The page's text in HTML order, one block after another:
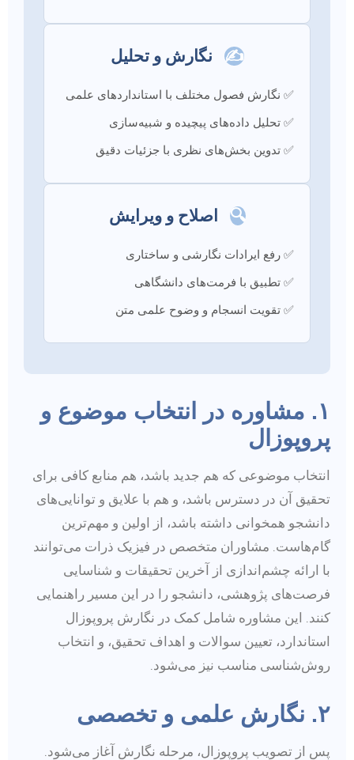
✍️ نگارش و تحلیل
✅ نگارش فصول مختلف با استانداردهای علمی
✅ تحلیل داده‌های پیچیده و شبیه‌سازی
✅ تدوین بخش‌های نظری با جزئیات دقیق
🔍 اصلاح و ویرایش
✅ رفع ایرادات نگارشی و ساختاری
✅ تطبیق با فرمت‌های دانشگاهی
✅ تقویت انسجام و وضوح علمی متن
۱. مشاوره در انتخاب موضوع و
پروپوزال
انتخاب موضوعی که هم جدید باشد، هم منابع کافی برای
تحقیق آن در دسترس باشد، و هم با علایق و توانایی‌های
دانشجو همخوانی داشته باشد، از اولین و مهم‌ترین
گام‌هاست. مشاوران متخصص در فیزیک ذرات می‌توانند
با ارائه چشم‌اندازی از آخرین تحقیقات و شناسایی
فرصت‌های پژوهشی، دانشجو را در این مسیر راهنمایی
کنند. این مشاوره شامل کمک در نگارش پروپوزال
استاندارد، تعیین سوالات و اهداف تحقیق، و انتخاب
روش‌شناسی مناسب نیز می‌شود.
۲. نگارش علمی و تخصصی
پس از تصویب پروپوزال، مرحله نگارش آغاز می‌شود.